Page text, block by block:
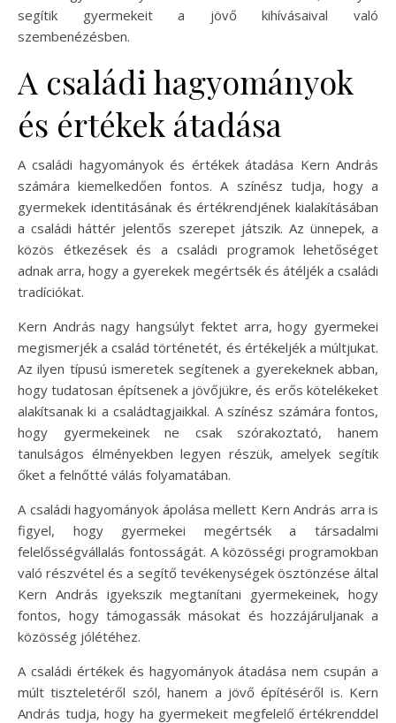
segítik gyermekeit a jövő kihívásaival való
szembenézésben.
A családi hagyományok
és értékek átadása
A családi hagyományok és értékek átadása Kern András
számára kiemelkedően fontos. A színész tudja, hogy a
gyermekek identitásának és értékrendjének kialakításában
a családi háttér jelentős szerepet játszik. Az ünnepek, a
közös étkezések és a családi programok lehetőséget
adnak arra, hogy a gyerekek megértsék és átéljék a családi
tradíciókat.
Kern András nagy hangsúlyt fektet arra, hogy gyermekei
megismerjék a család történetét, és értékeljék a múltjukat.
Az ilyen típusú ismeretek segítenek a gyerekeknek abban,
hogy tudatosan építsenek a jövőjükre, és erős kötelékeket
alakítsanak ki a családtagjaikkal. A színész számára fontos,
hogy gyermekeinek ne csak szórakoztató, hanem
tanulságos élményekben legyen részük, amelyek segítik
őket a felnőtté válás folyamatában.
A családi hagyományok ápolása mellett Kern András arra is
figyel, hogy gyermekei megértsék a társadalmi
felelősségvállalás fontosságát. A közösségi programokban
való részvétel és a segítő tevékenységek ösztönzése által
Kern András igyekszik megtanítani gyermekeinek, hogy
fontos, hogy támogassák másokat és hozzájáruljanak a
közösség jólétéhez.
A családi értékek és hagyományok átadása nem csupán a
múlt tiszteletéről szól, hanem a jövő építéséről is. Kern
András tudja, hogy ha gyermekeit megfelelő értékrenddel